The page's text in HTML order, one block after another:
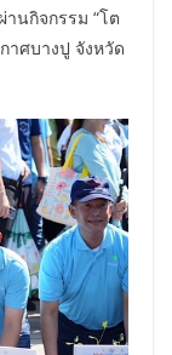
นกิจกรรม “โต
าศบางปู จังหวัด